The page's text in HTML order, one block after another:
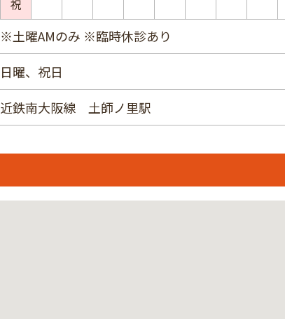
祝
※土曜AMのみ ※臨時休診あり
日曜、祝日
近鉄南大阪線 土師ノ里駅